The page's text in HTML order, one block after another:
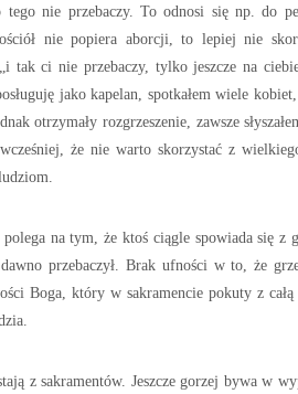
nie przebaczy. To odnosi się np. do
nie popiera aborcji, to lepiej nie
tak ci nie przebaczy, tylko jeszcze na
jako kapelan, spotkałem wiele
otrzymały rozgrzeszenie, zawsze
że nie warto skorzystać z
polega na tym, że ktoś ciągle spowiada się z
przebaczył. Brak ufności w to, że
Boga, który w sakramencie pokuty z
z sakramentów. Jeszcze gorzej bywa w